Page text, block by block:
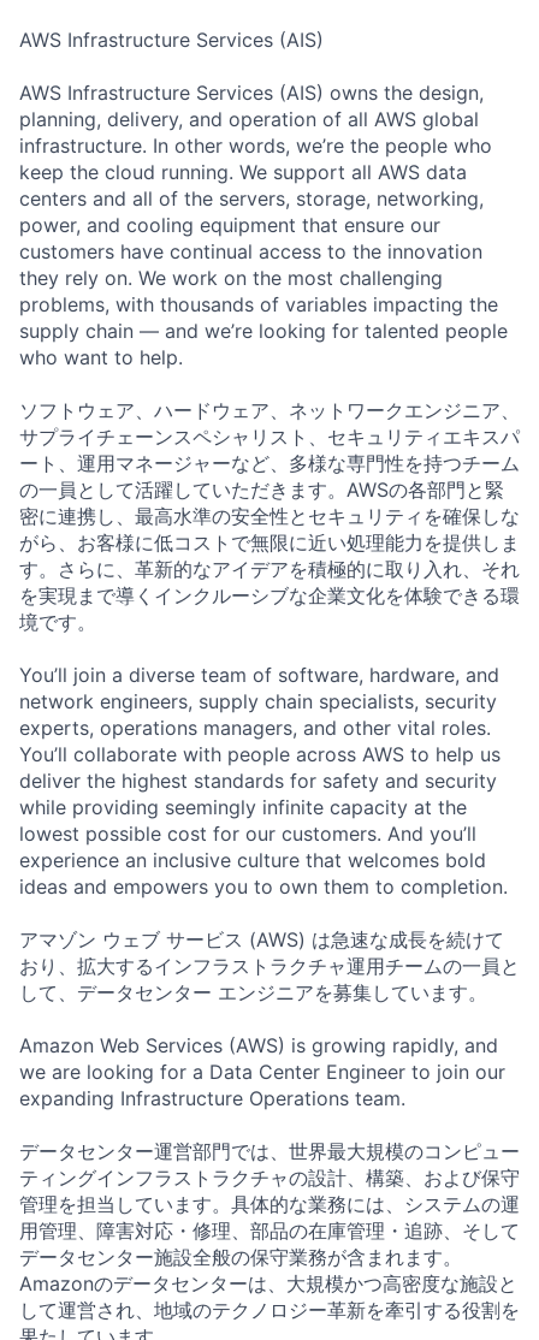
AWS Infrastructure Services (AIS)
AWS Infrastructure Services (AIS) owns the design,
planning, delivery, and operation of all AWS global
infrastructure. In other words, we’re the people who
keep the cloud running. We support all AWS data
centers and all of the servers, storage, networking,
power, and cooling equipment that ensure our
customers have continual access to the innovation
they rely on. We work on the most challenging
problems, with thousands of variables impacting the
supply chain — and we’re looking for talented people
who want to help.
ソフトウェア、ハードウェア、ネットワークエンジニア、
サプライチェーンスペシャリスト、セキュリティエキスパ
ート、運用マネージャーなど、多様な専門性を持つチーム
の一員として活躍していただきます。AWSの各部門と緊
密に連携し、最高水準の安全性とセキュリティを確保しな
がら、お客様に低コストで無限に近い処理能力を提供しま
す。さらに、革新的なアイデアを積極的に取り入れ、それ
を実現まで導くインクルーシブな企業文化を体験できる環
境です。
You’ll join a diverse team of software, hardware, and
network engineers, supply chain specialists, security
experts, operations managers, and other vital roles.
You’ll collaborate with people across AWS to help us
deliver the highest standards for safety and security
while providing seemingly infinite capacity at the
lowest possible cost for our customers. And you’ll
experience an inclusive culture that welcomes bold
ideas and empowers you to own them to completion.
アマゾン ウェブ サービス (AWS) は急速な成長を続けて
おり、拡大するインフラストラクチャ運用チームの一員と
して、データセンター エンジニアを募集しています。
Amazon Web Services (AWS) is growing rapidly, and
we are looking for a Data Center Engineer to join our
expanding Infrastructure Operations team.
データセンター運営部門では、世界最大規模のコンピュー
ティングインフラストラクチャの設計、構築、および保守
管理を担当しています。具体的な業務には、システムの運
用管理、障害対応・修理、部品の在庫管理・追跡、そして
データセンター施設全般の保守業務が含まれます。
Amazonのデータセンターは、大規模かつ高密度な施設と
して運営され、地域のテクノロジー革新を牽引する役割を